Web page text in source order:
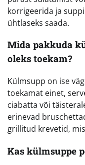
korrigeerida ja
ühtlaseks saada.
Mida pakkuda
oleks toekam?
Külmsupp on ise
toekamat einet,
ciabatta või
erinevad
grillitud krevetid,
Kas külmsuppe